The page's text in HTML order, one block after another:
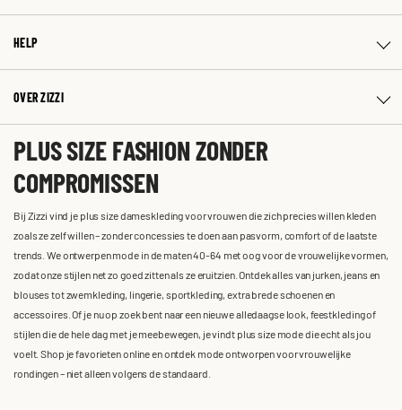
HELP
OVER ZIZZI
PLUS SIZE FASHION ZONDER
COMPROMISSEN
Bij Zizzi vind je plus size dameskleding voor vrouwen die zich precies willen kleden
zoals ze zelf willen – zonder concessies te doen aan pasvorm, comfort of de laatste
trends. We ontwerpen mode in de maten 40-64 met oog voor de vrouwelijke vormen,
zodat onze stijlen net zo goed zitten als ze eruitzien. Ontdek alles van jurken, jeans en
blouses tot zwemkleding, lingerie, sportkleding, extra brede schoenen en
accessoires. Of je nu op zoek bent naar een nieuwe alledaagse look, feestkleding of
stijlen die de hele dag met je meebewegen, je vindt plus size mode die echt als jou
voelt. Shop je favorieten online en ontdek mode ontworpen voor vrouwelijke
rondingen – niet alleen volgens de standaard.